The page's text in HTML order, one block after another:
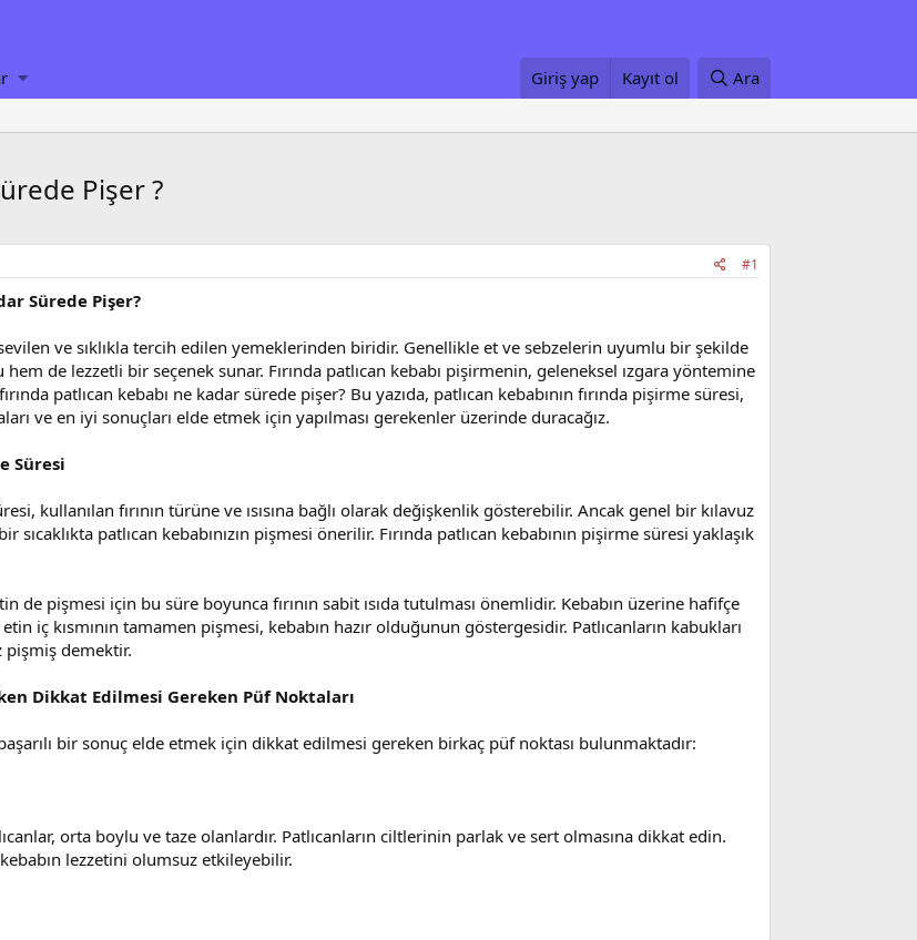
Giriş yap Kayıt ol Ara
Pişer ?
#1
Sürede Pişer?
sevilen ve sıklıkla tercih edilen yemeklerinden biridir. Genellikle et ve sebzelerin uyumlu bir şekilde
de lezzetli bir seçenek sunar. Fırında patlıcan kebabı pişirmenin, geleneksel ızgara yöntemine
patlıcan kebabı ne kadar sürede pişer? Bu yazıda, patlıcan kebabının fırında pişirme süresi,
ve en iyi sonuçları elde etmek için yapılması gerekenler üzerinde duracağız.
Süresi
kullanılan fırının türüne ve ısısına bağlı olarak değişkenlik gösterebilir. Ancak genel bir kılavuz
sıcaklıkta patlıcan kebabınızın pişmesi önerilir. Fırında patlıcan kebabının pişirme süresi yaklaşık
de pişmesi için bu süre boyunca fırının sabit ısıda tutulması önemlidir. Kebabın üzerine hafifçe
iç kısmının tamamen pişmesi, kebabın hazır olduğunun göstergesidir. Patlıcanların kabukları
pişmiş demektir.
Dikkat Edilmesi Gereken Püf Noktaları
bir sonuç elde etmek için dikkat edilmesi gereken birkaç püf noktası bulunmaktadır:
orta boylu ve taze olanlardır. Patlıcanların ciltlerinin parlak ve sert olmasına dikkat edin.
lezzetini olumsuz etkileyebilir.